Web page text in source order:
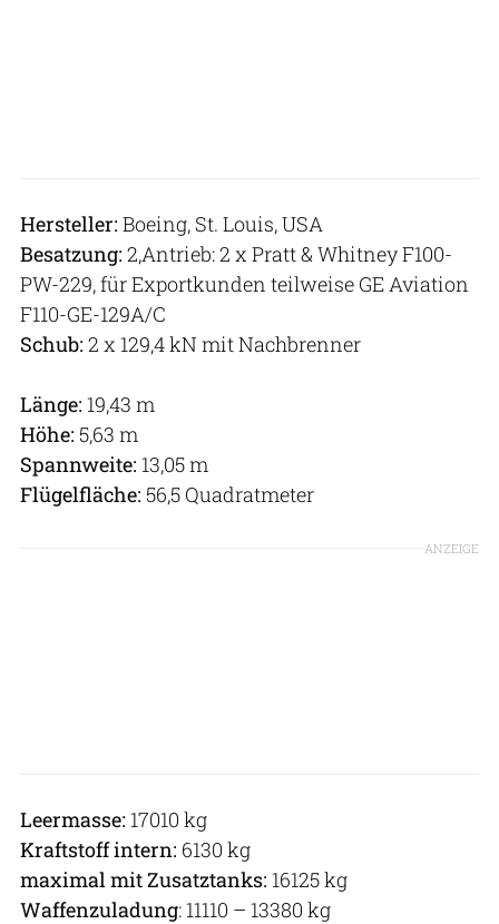
Hersteller: Boeing, St. Louis, USA
Besatzung: 2,Antrieb: 2 x Pratt & Whitney F100-
PW-229, für Exportkunden teilweise GE Aviation
F110-GE-129A/C
Schub: 2 x 129,4 kN mit Nachbrenner
Länge: 19,43 m
Höhe: 5,63 m
Spannweite: 13,05 m
Flügelfläche: 56,5 Quadratmeter
ANZEIGE
Leermasse: 17010 kg
Kraftstoff intern: 6130 kg
maximal mit Zusatztanks: 16125 kg
Waffenzuladung: 11110 – 13380 kg